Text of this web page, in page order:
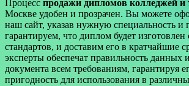
Процесс продажи дипломов колледжей и
Москве удобен и прозрачен. Вы можете
наш сайт, указав нужную специальность
гарантируем, что диплом будет изготовлен
стандартов, и доставим его в кратчайшие
эксперты обеспечат правильность данных
документа всем требованиям, гарантируя
пригодность для использования в